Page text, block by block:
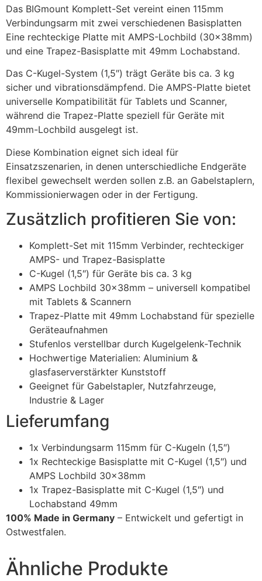
Das BIGmount Komplett-Set vereint einen 115mm
Verbindungsarm mit zwei verschiedenen Basisplatten
Eine rechteckige Platte mit AMPS-Lochbild (30x38mm)
und eine Trapez-Basisplatte mit 49mm Lochabstand.
Das C-Kugel-System (1,5″) trägt Geräte bis ca. 3 kg
sicher und vibrationsdämpfend. Die AMPS-Platte bietet
universelle Kompatibilität für Tablets und Scanner,
während die Trapez-Platte speziell für Geräte mit
49mm-Lochbild ausgelegt ist.
Diese Kombination eignet sich ideal für
Einsatzszenarien, in denen unterschiedliche Endgeräte
flexibel gewechselt werden sollen z.B. an Gabelstaplern,
Kommissionierwagen oder in der Fertigung.
Zusätzlich profitieren Sie von:
Komplett-Set mit 115mm Verbinder, rechteckiger
AMPS- und Trapez-Basisplatte
C-Kugel (1,5″) für Geräte bis ca. 3 kg
AMPS Lochbild 30x38mm – universell kompatibel
mit Tablets & Scannern
Trapez-Platte mit 49mm Lochabstand für spezielle
Geräteaufnahmen
Stufenlos verstellbar durch Kugelgelenk-Technik
Hochwertige Materialien: Aluminium &
glasfaserverstärkter Kunststoff
Geeignet für Gabelstapler, Nutzfahrzeuge,
Industrie & Lager
Lieferumfang
1x Verbindungsarm 115mm für C-Kugeln (1,5″)
1x Rechteckige Basisplatte mit C-Kugel (1,5″) und
AMPS Lochbild 30x38mm
1x Trapez-Basisplatte mit C-Kugel (1,5″) und
Lochabstand 49mm
100% Made in Germany – Entwickelt und gefertigt in
Ostwestfalen.
Ähnliche Produkte